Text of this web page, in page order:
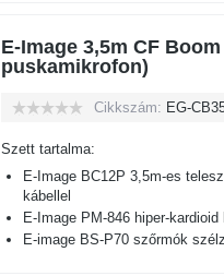
E-Image 3,5m CF
puskamikrofon)
Cikkszám: EG-
Szett tartalma:
E-Image BC12P 3,5m-es
kábellel
E-Image PM-846 hiper-
E-image BS-P70 szőrmók